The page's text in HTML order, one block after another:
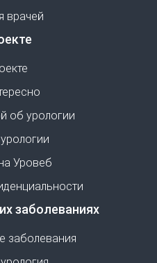
врачей
об урологии
Уровеб
заболеваниях
заболевания